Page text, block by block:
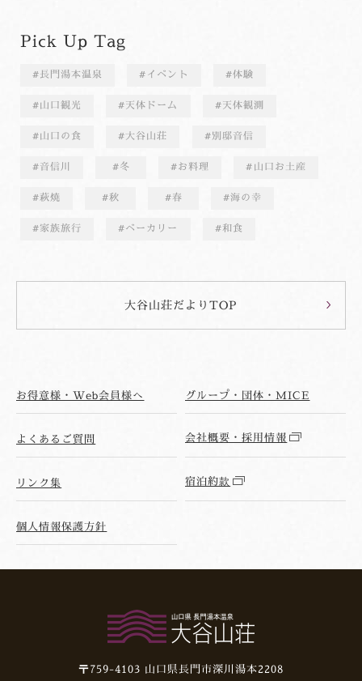
Pick Up Tag
長門湯本温泉 イベント 体験
山口観光 天体ドーム 天体観測
山口の食 大谷山荘 別邸音信
音信川 冬 お料理 山口お土産
萩焼 秋 春 海の幸
家族旅行 ベーカリー 和食
大谷山荘だよりTOP
お得意様・Web会員様へ グループ・団体・MICE
よくあるご質問 会社概要・採用情報
リンク集 宿泊約款
個人情報保護方針
〒759-4103 山口県長門市深川湯本2208